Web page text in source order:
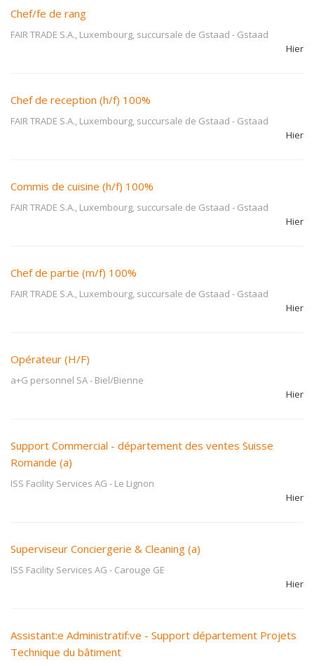
Chef/fe de rang
FAIR TRADE S.A., Luxembourg, succursale de Gstaad - Gstaad
Hier
Chef de reception (h/f) 100%
FAIR TRADE S.A., Luxembourg, succursale de Gstaad - Gstaad
Hier
Commis de cuisine (h/f) 100%
FAIR TRADE S.A., Luxembourg, succursale de Gstaad - Gstaad
Hier
Chef de partie (m/f) 100%
FAIR TRADE S.A., Luxembourg, succursale de Gstaad - Gstaad
Hier
Opérateur (H/F)
a+G personnel SA- Biel/Bienne
Hier
Support Commercial - département des ventes Suisse
Romande (a)
ISS Facility Services AG - Le Lignon
Hier
Superviseur Conciergerie & Cleaning (a)
ISS Facility Services AG - Carouge GE
Hier
Assistant:e Administratif:ve - Support département Projets
Technique du bâtiment